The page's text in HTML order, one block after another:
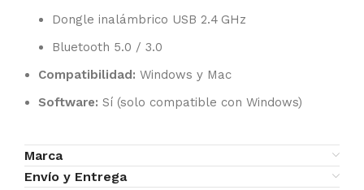
Dongle inalámbrico USB 2.4 GHz
Bluetooth 5.0 / 3.0
Compatibilidad: Windows y Mac
Software: Sí (solo compatible con Windows)
Marca
Envío y Entrega